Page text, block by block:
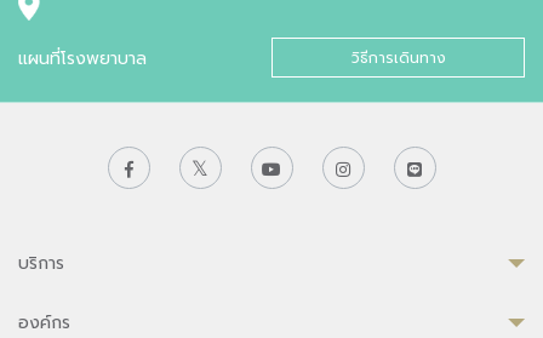
แผนที่โรงพยาบาล วิธีการเดินทาง
บริการ
องค์กร